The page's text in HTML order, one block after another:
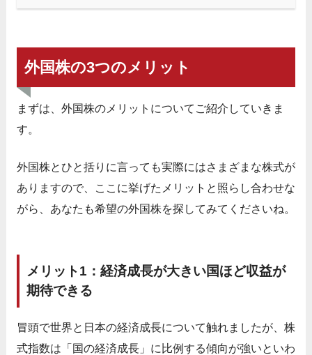
外国株の3つのメリット
まずは、外国株のメリットについてご紹介していきま
す。
外国株とひと括りに言っても実際にはさまざまな株式が
ありますので、ここに挙げたメリットと照らし合わせな
がら、あなたも希望の外国株を探してみてくださいね。
メリット1：経済成長が大きい国ほど収益が
期待できる
冒頭で世界と日本の経済成長について触れましたが、株
式指数は「国の経済成長」に比例する傾向が強いといわ